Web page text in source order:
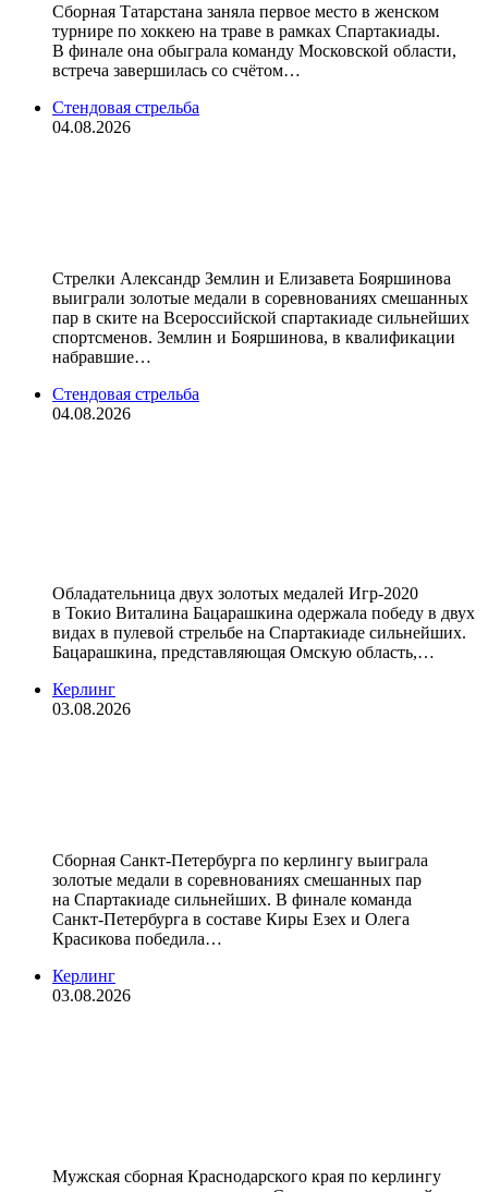
Сборная Татарстана заняла первое место в женском
турнире по хоккею на траве в рамках Спартакиады.
В финале она обыграла команду Московской области,
встреча завершилась со счётом…
Стендовая стрельба
04.08.2026
Стрелки Александр Землин и Елизавета Бояршинова
выиграли золотые медали в соревнованиях смешанных
пар в ските на Всероссийской спартакиаде сильнейших
спортсменов. Землин и Бояршинова, в квалификации
набравшие…
Стендовая стрельба
04.08.2026
Обладательница двух золотых медалей Игр‑2020
в Токио Виталина Бацарашкина одержала победу в двух
видах в пулевой стрельбе на Спартакиаде сильнейших.
Бацарашкина, представляющая Омскую область,…
Керлинг
03.08.2026
Сборная Санкт‑Петербурга по керлингу выиграла
золотые медали в соревнованиях смешанных пар
на Спартакиаде сильнейших. В финале команда
Санкт‑Петербурга в составе Киры Езех и Олега
Красикова победила…
Керлинг
03.08.2026
Мужская сборная Краснодарского края по керлингу